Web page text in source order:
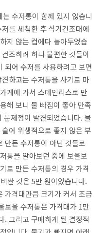
수저통이 함께 있지 않습니
를 세척한 후 식기건조대에
지 않는 컵에다 놓아두었습
조하려 하니 불편한 것들이
되어 수저를 사용하려고 보면
하고는 수저통을 사기로 마
게에 가서 스테인리스로 만
해 보니 물 빠짐이 좋아 만족
문제점이 발견되었습니다. 물
어 위생적으로 좋지 않은 부
만든 수저통이 아닌 것들로
통을 알아보던 중에 보울보
로 만든 수저통의 경우 가격
싼 것은 5만 원이었습니다.
가격대만큼 크기가 커서 조금
보울 수저통은 가격대가 1만
. 그리고 구매하게 된 결정적